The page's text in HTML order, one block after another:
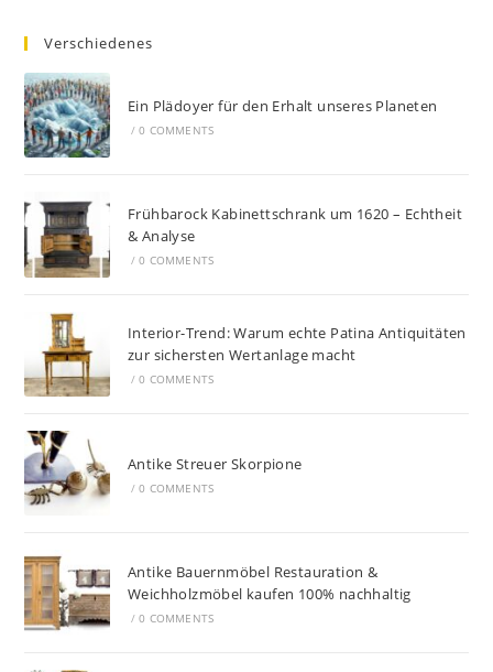
Verschiedenes
Ein Plädoyer für den Erhalt unseres Planeten
/ 0 COMMENTS
Frühbarock Kabinettschrank um 1620 – Echtheit
& Analyse
/ 0 COMMENTS
Interior-Trend: Warum echte Patina Antiquitäten
zur sichersten Wertanlage macht
/ 0 COMMENTS
Antike Streuer Skorpione
/ 0 COMMENTS
Antike Bauernmöbel Restauration &
Weichholzmöbel kaufen 100% nachhaltig
/ 0 COMMENTS